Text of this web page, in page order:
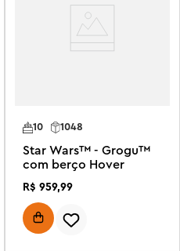
1048
10
Star Wars™ - Grogu™
com berço Hover
R$ 959,99